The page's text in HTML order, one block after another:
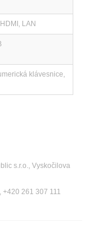
LAN
klávesnice,
s.r.o., Vyskočilova
+420 261 307 111